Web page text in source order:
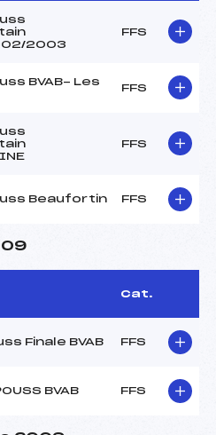
2003
FFS
BVAB- Les
FFS
FFS
Beaufortin FFS
Cat.
Finale BVAB FFS
BVAB FFS